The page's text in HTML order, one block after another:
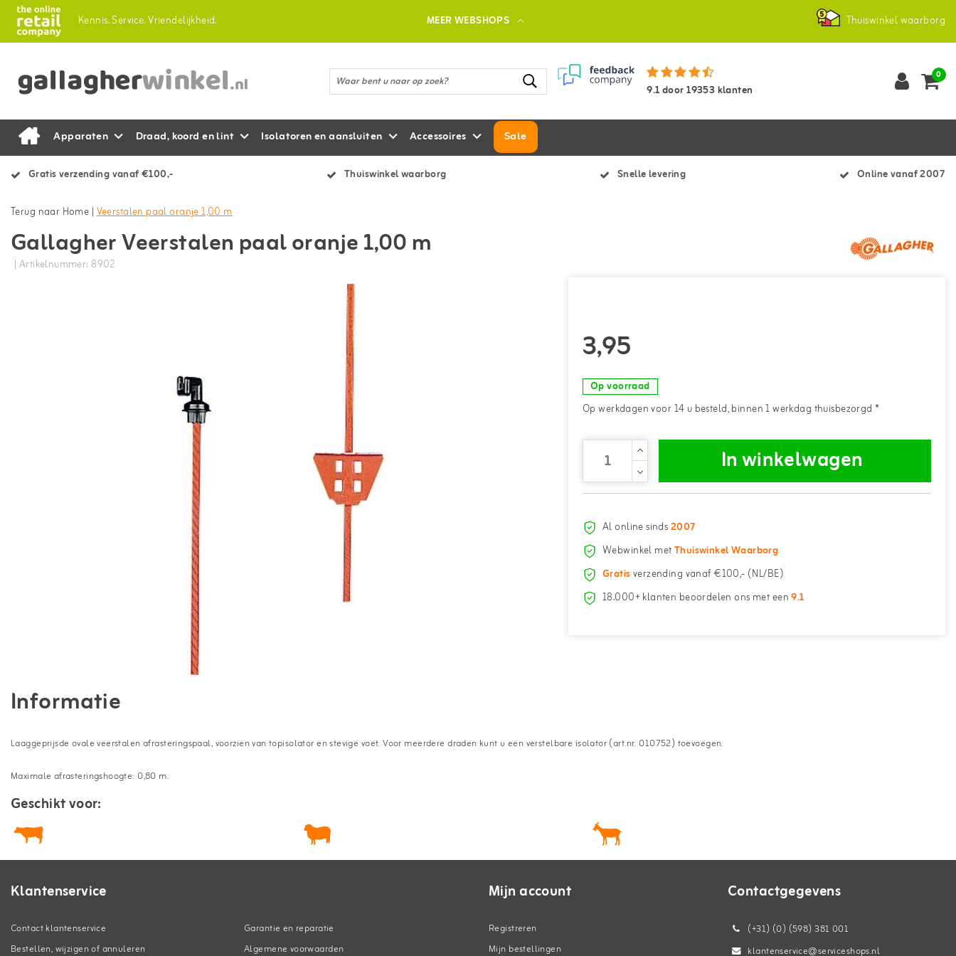
Kennis.Service.Vriendelijkheid. MEER WEBSHOPS Thuiswinkel waarborg
9.1door19353 klanten
0
Apparaten Draad, koord en lint Isolatoren en aansluiten Accessoires Sale
Gratis verzending vanaf €100,- Thuiswinkel waarborg Snelle levering Online vanaf 2007
Terug naar Home |Veerstalen paal oranje 1,00 m
Gallagher Veerstalen paal oranje 1,00 m
| Artikelnummer: 8902
3,95
Op voorraad
Op werkdagen voor 14 u besteld, binnen 1 werkdag thuisbezorgd *
In winkelwagen
Al online sinds2007
Webwinkel metThuiswinkel Waarborg
Gratisverzending vanaf €100,- (NL/BE)
18.000+ klanten beoordelen ons met een9.1
Informatie
Laaggeprijsde ovale veerstalen afrasteringspaal, voorzien van topisolator en stevige voet. Voor meerdere draden kunt u een verstelbare isolator (art.nr. 010752) toevoegen.
Maximale afrasteringshoogte: 0,80 m.
Geschikt voor:
Klantenservice
Contact klantenservice
Bestellen, wijzigen of annuleren
Garantie en reparatie
Algemene voorwaarden
Mijn account
Registreren
Mijn bestellingen
Contactgegevens
(+31) (0) (598) 381 001
klantenservice@serviceshops.nl